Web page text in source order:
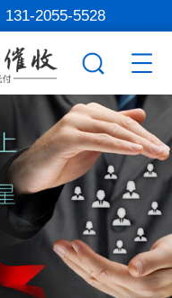
131-2055-5528